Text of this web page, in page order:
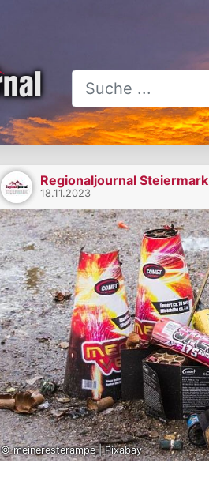
Regionaljournal Steiermark
18.11.2023
© meineresterampe | Pixabay